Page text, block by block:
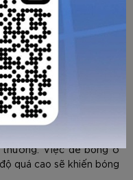
nhất định (Vừa bơm
phải phù hợp với lối
bóng bằng khăn ẩm,
Việc để bóng ở
quá cao sẽ khiến bóng